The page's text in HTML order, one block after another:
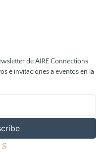
de AIRE Connections
e invitaciones a eventos en la